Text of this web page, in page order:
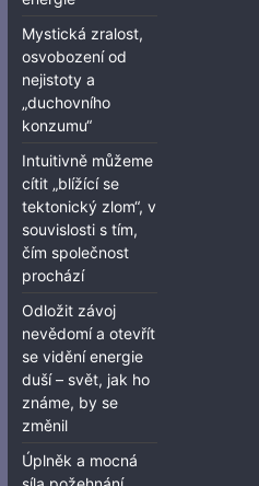
Mystická zralost,
osvobození od
nejistoty a
„duchovního
konzumu“
Intuitivně můžeme
cítit „blížící se
tektonický zlom“, v
souvislosti s tím,
čím společnost
prochází
Odložit závoj
nevědomí a otevřít
se vidění energie
duší – svět, jak ho
známe, by se
změnil
Úplněk a mocná